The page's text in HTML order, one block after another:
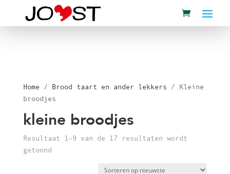
Home/ Brood taart en ander lekkers / Kleine
broodjes
kleine broodjes
Resultaat 1–9 van de 17 resultaten wordt
getoondGesorteerd